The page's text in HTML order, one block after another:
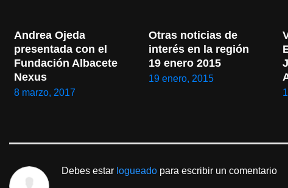
Andrea Ojeda
presentada con el
Fundación Albacete
Nexus
8 marzo, 2017
Otras noticias de
interés en la región
19 enero 2015
19 enero, 2015
Debes estar logueado para escribir un comentario